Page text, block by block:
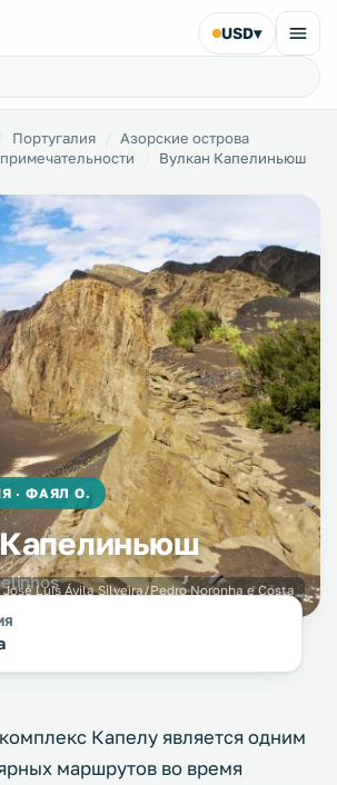
USD▾
Португалия
Азорские острова
Вулкан Капелиньюш
· ФАЯЛ О.
José Luís Ávila Silveira/Pedro Noronha e Costa
Капелу является одним
маршрутов во время